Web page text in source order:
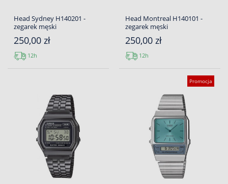
Head Sydney H140201 -
zegarek męski
250,00 zł
12h
Head Montreal H140101 -
zegarek męski
250,00 zł
12h
Promocja